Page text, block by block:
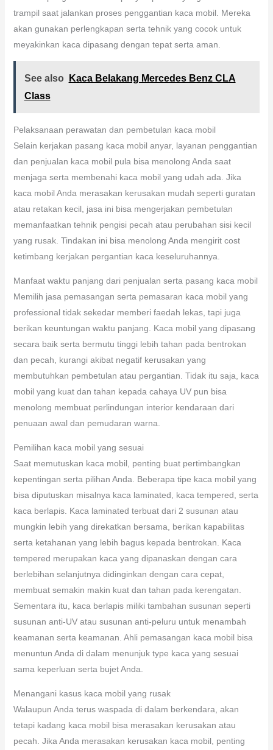
trampil saat jalankan proses penggantian kaca mobil. Mereka
akan gunakan perlengkapan serta tehnik yang cocok untuk
meyakinkan kaca dipasang dengan tepat serta aman.
See also
Kaca Belakang Mercedes Benz CLA
Class
Pelaksanaan perawatan dan pembetulan kaca mobil
Selain kerjakan pasang kaca mobil anyar, layanan penggantian
dan penjualan kaca mobil pula bisa menolong Anda saat
menjaga serta membenahi kaca mobil yang udah ada. Jika
kaca mobil Anda merasakan kerusakan mudah seperti guratan
atau retakan kecil, jasa ini bisa mengerjakan pembetulan
memanfaatkan tehnik pengisi pecah atau perubahan sisi kecil
yang rusak. Tindakan ini bisa menolong Anda mengirit cost
ketimbang kerjakan pergantian kaca keseluruhannya.
Manfaat waktu panjang dari penjualan serta pasang kaca mobil
Memilih jasa pemasangan serta pemasaran kaca mobil yang
professional tidak sekedar memberi faedah lekas, tapi juga
berikan keuntungan waktu panjang. Kaca mobil yang dipasang
secara baik serta bermutu tinggi lebih tahan pada bentrokan
dan pecah, kurangi akibat negatif kerusakan yang
membutuhkan pembetulan atau pergantian. Tidak itu saja, kaca
mobil yang kuat dan tahan kepada cahaya UV pun bisa
menolong membuat perlindungan interior kendaraan dari
penuaan awal dan pemudaran warna.
Pemilihan kaca mobil yang sesuai
Saat memutuskan kaca mobil, penting buat pertimbangkan
kepentingan serta pilihan Anda. Beberapa tipe kaca mobil yang
bisa diputuskan misalnya kaca laminated, kaca tempered, serta
kaca berlapis. Kaca laminated terbuat dari 2 susunan atau
mungkin lebih yang direkatkan bersama, berikan kapabilitas
serta ketahanan yang lebih bagus kepada bentrokan. Kaca
tempered merupakan kaca yang dipanaskan dengan cara
berlebihan selanjutnya didinginkan dengan cara cepat,
membuat semakin makin kuat dan tahan pada kerengatan.
Sementara itu, kaca berlapis miliki tambahan susunan seperti
susunan anti-UV atau susunan anti-peluru untuk menambah
keamanan serta keamanan. Ahli pemasangan kaca mobil bisa
menuntun Anda di dalam menunjuk type kaca yang sesuai
sama keperluan serta bujet Anda.
Menangani kasus kaca mobil yang rusak
Walaupun Anda terus waspada di dalam berkendara, akan
tetapi kadang kaca mobil bisa merasakan kerusakan atau
pecah. Jika Anda merasakan kerusakan kaca mobil, penting